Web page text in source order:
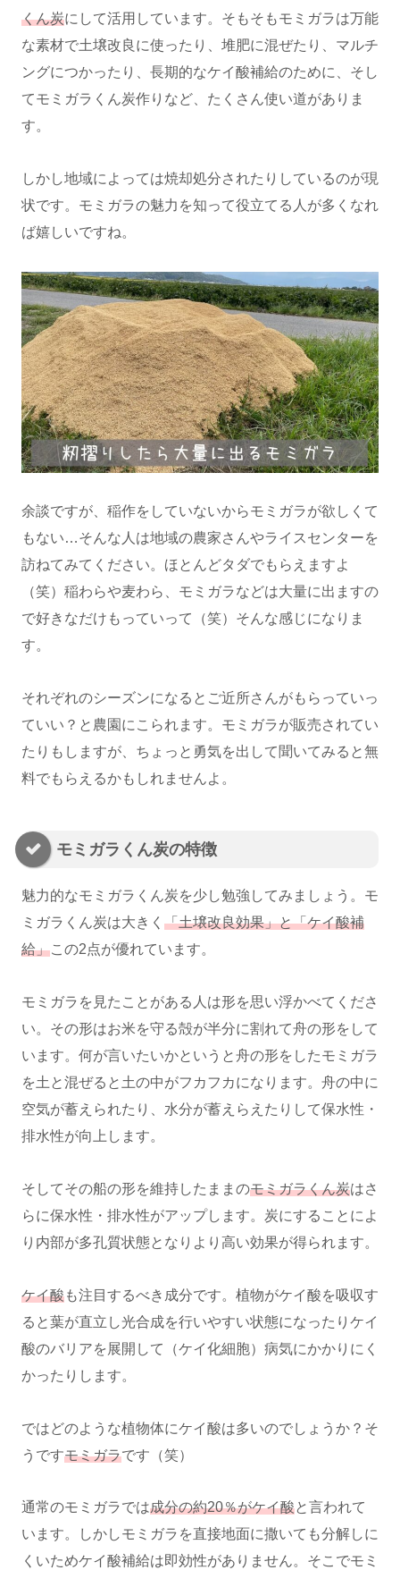
くん炭にして活用しています。そもそもモミガラは万能
な素材で土壌改良に使ったり、堆肥に混ぜたり、マルチ
ングにつかったり、長期的なケイ酸補給のために、そし
てモミガラくん炭作りなど、たくさん使い道がありま
す。
しかし地域によっては焼却処分されたりしているのが現
状です。モミガラの魅力を知って役立てる人が多くなれ
ば嬉しいですね。
余談ですが、稲作をしていないからモミガラが欲しくて
もない…そんな人は地域の農家さんやライスセンターを
訪ねてみてください。ほとんどタダでもらえますよ
（笑）稲わらや麦わら、モミガラなどは大量に出ますの
で好きなだけもっていって（笑）そんな感じになりま
す。
それぞれのシーズンになるとご近所さんがもらっていっ
ていい？と農園にこられます。モミガラが販売されてい
たりもしますが、ちょっと勇気を出して聞いてみると無
料でもらえるかもしれませんよ。
モミガラくん炭の特徴
魅力的なモミガラくん炭を少し勉強してみましょう。モ
ミガラくん炭は大きく 「土壌改良効果」と「ケイ酸補
給」この2点が優れています。
モミガラを見たことがある人は形を思い浮かべてくださ
い。その形はお米を守る殻が半分に割れて舟の形をして
います。何が言いたいかというと舟の形をしたモミガラ
を土と混ぜると土の中がフカフカになります。舟の中に
空気が蓄えられたり、水分が蓄えらえたりして保水性・
排水性が向上します。
そしてその船の形を維持したままのモミガラくん炭はさ
らに保水性・排水性がアップします。炭にすることによ
り内部が多孔質状態となりより高い効果が得られます。
ケイ酸も注目するべき成分です。植物がケイ酸を吸収す
ると葉が直立し光合成を行いやすい状態になったりケイ
酸のバリアを展開して（ケイ化細胞）病気にかかりにく
かったりします。
ではどのような植物体にケイ酸は多いのでしょうか？そ
うですモミガラです（笑）
通常のモミガラでは成分の約20％がケイ酸と言われて
います。しかしモミガラを直接地面に撒いても分解しに
くいためケイ酸補給は即効性がありません。そこでモミ